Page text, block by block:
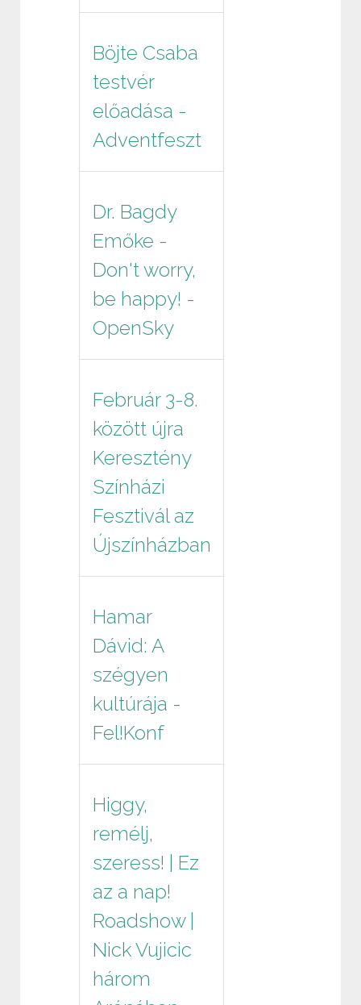
Böjte Csaba
testvér
előadása -
Adventfeszt
Dr. Bagdy
Emőke -
Don't worry,
be happy! -
OpenSky
Február 3-8.
között újra
Keresztény
Színházi
Fesztivál az
Újszínházban
Hamar
Dávid: A
szégyen
kultúrája -
Fel!Konf
Higgy,
remélj,
szeress! | Ez
az a nap!
Roadshow |
Nick Vujicic
három